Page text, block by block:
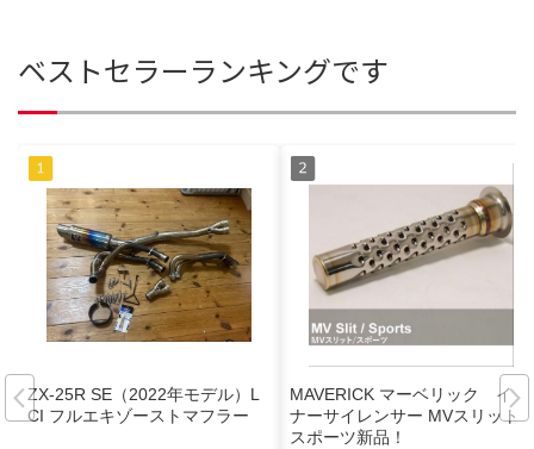
ベストセラーランキングです
ZX-25R SE（2022年モデル）L
CI フルエキゾーストマフラー
MAVERICK マーベリック イン
ナーサイレンサー MVスリット
スポーツ新品！